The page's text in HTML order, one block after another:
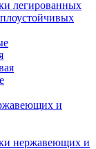
легированных
и
нержавеющих и